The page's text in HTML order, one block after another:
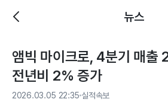
뉴스
앰빅 마이크로, 4분기 매출
전년비 2% 증가
2026.03.05 22:35 실적속보